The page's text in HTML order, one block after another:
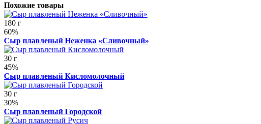
Похожие товары
180 г
60%
Сыр плавленый Неженка «Сливочный»
30 г
45%
Сыр плавленый Кисломолочный
30 г
30%
Сыр плавленый Городской